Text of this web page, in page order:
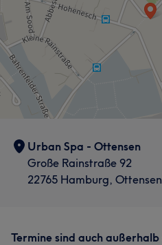
Urban Spa - Ottensen
Große Rainstraße 92
22765 Hamburg, Ottensen
Termine sind auch